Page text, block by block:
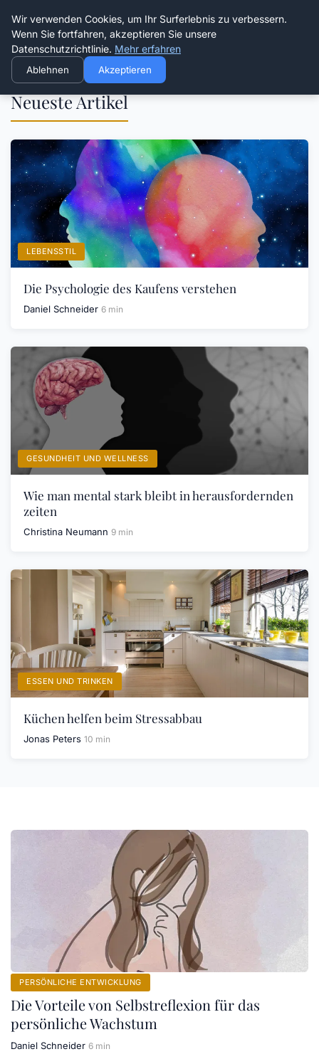
Die Schnitter
Neueste Artikel
LEBENSSTIL
Die Psychologie des Kaufens verstehen
Daniel Schneider 6 min
GESUNDHEIT UND WELLNESS
Wie man mental stark bleibt in herausfordernden
zeiten
Christina Neumann 9 min
ESSEN UND TRINKEN
Küchen helfen beim Stressabbau
Jonas Peters 10 min
PERSÖNLICHE ENTWICKLUNG
Die Vorteile von Selbstreflexion für das
persönliche Wachstum
Daniel Schneider 6 min
Wir verwenden Cookies, um Ihr Surferlebnis zu verbessern.
Wenn Sie fortfahren, akzeptieren Sie unsere
Datenschutzrichtlinie. Mehr erfahren
Ablehnen Akzeptieren